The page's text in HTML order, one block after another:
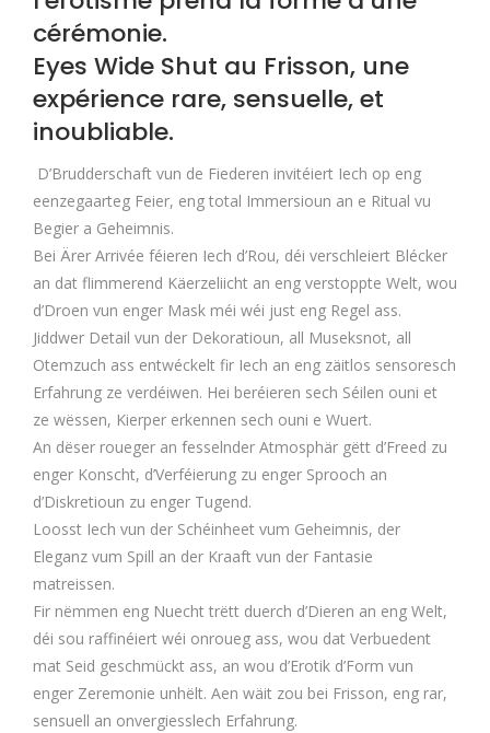
cérémonie.
Eyes Wide Shut au Frisson, une
expérience rare, sensuelle, et
inoubliable.
D’Brudderschaft vun de Fiederen invitéiert Iech op eng
eenzegaarteg Feier, eng total Immersioun an e Ritual vu
Begier a Geheimnis.
Bei Ärer Arrivée féieren Iech d’Rou, déi verschleiert Blécker
an dat flimmerend Käerzeliicht an eng verstoppte Welt, wou
d’Droen vun enger Mask méi wéi just eng Regel ass.
Jiddwer Detail vun der Dekoratioun, all Museksnot, all
Otemzuch ass entwéckelt fir Iech an eng zäitlos sensoresch
Erfahrung ze verdéiwen. Hei beréieren sech Séilen ouni et
ze wëssen, Kierper erkennen sech ouni e Wuert.
An dëser roueger an fesselnder Atmosphär gëtt d’Freed zu
enger Konscht, d’Verféierung zu enger Sprooch an
d’Diskretioun zu enger Tugend.
Loosst Iech vun der Schéinheet vum Geheimnis, der
Eleganz vum Spill an der Kraaft vun der Fantasie
matreissen.
Fir nëmmen eng Nuecht trëtt duerch d’Dieren an eng Welt,
déi sou raffinéiert wéi onroueg ass, wou dat Verbuedent
mat Seid geschmückt ass, an wou d’Erotik d’Form vun
enger Zeremonie unhëlt. Aen wäit zou bei Frisson, eng rar,
sensuell an onvergiesslech Erfahrung.